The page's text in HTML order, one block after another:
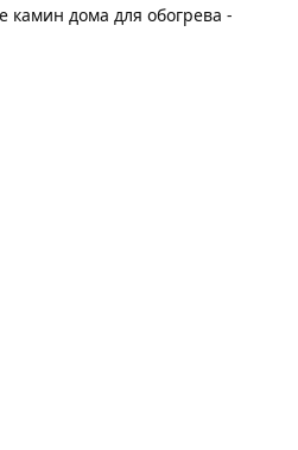
камин дома для обогрева -